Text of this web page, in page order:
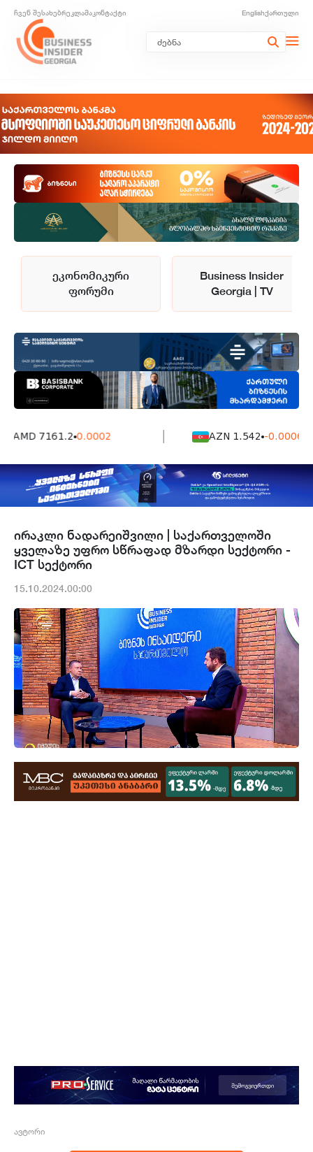
ჩვენ შესახებრეკლამაკონტაქტი Englishქართული
ეკონომიკური
ფორუმი
Business Insider
Georgia | TV
AMD 7161.2 0.0002 AZN 1.542 -0.0006
ირაკლი ნადარეიშვილი | საქართველოში
ყველაზე უფრო სწრაფად მზარდი სექტორი -
ICT სექტორი
15.10.2024.00:00
ავტორი